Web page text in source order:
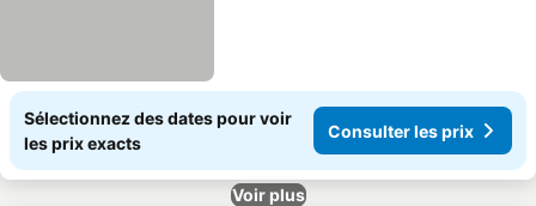
Sélectionnez des dates pour voir
les prix exacts
Consulter les prix
Voir plus